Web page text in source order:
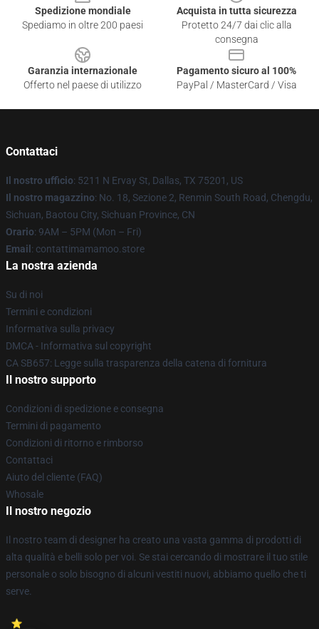
Spedizione mondiale
Spediamo in oltre 200 paesi
Acquista in tutta sicurezza
Protetto 24/7 dai clic alla
consegna
Garanzia internazionale
Offerto nel paese di utilizzo
Pagamento sicuro al 100%
PayPal / MasterCard / Visa
Contattaci
Il nostro ufficio: 5211 N Ervay St, Dallas, TX 75201, US
Il nostro magazzino: No. 18, Sezione 2, Renmin South Road, Chengdu,
Sichuan, Baotou City, Sichuan Province, CN
Orario: 9AM – 5PM (Mon – Fri)
Email : contattimamamoo.store
La nostra azienda
Su di noi
Termini e condizioni
Informativa sulla privacy
DMCA - Informativa sul copyright
CA SB657: Legge sulla trasparenza della catena di fornitura
Il nostro supporto
Condizioni di spedizione e consegna
Termini di pagamento
Condizioni di ritorno e rimborso
Contattaci
Aiuto del cliente (FAQ)
Whosale
Il nostro negozio
Il nostro team di designer ha creato una vasta gamma di prodotti di
alta qualità e belli solo per voi. Se stai cercando di mostrare il tuo stile
personale o solo bisogno di alcuni vestiti nuovi, abbiamo quello che ti
serve.